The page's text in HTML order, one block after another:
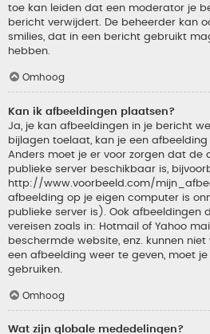
toe kan leiden dat een moderator je
bericht verwijdert. De beheerder kan
smilies, dat in een bericht gebruikt
hebben.
Omhoog
Kan ik afbeeldingen plaatsen?
Ja, je kan afbeeldingen in je bericht
bijlagen toelaat, kan je een
Anders moet je er voor zorgen dat de
publieke server beschikbaar is,
http://www.voorbeeld.com/
afbeelding op je eigen computer is
publieke server is). Ook afbeeldingen
vereisen zoals in: Hotmail of Yahoo
beschermde website, enz. kunnen
een afbeelding weer te geven, moet
gebruiken.
Omhoog
Wat zijn globale mededelingen?